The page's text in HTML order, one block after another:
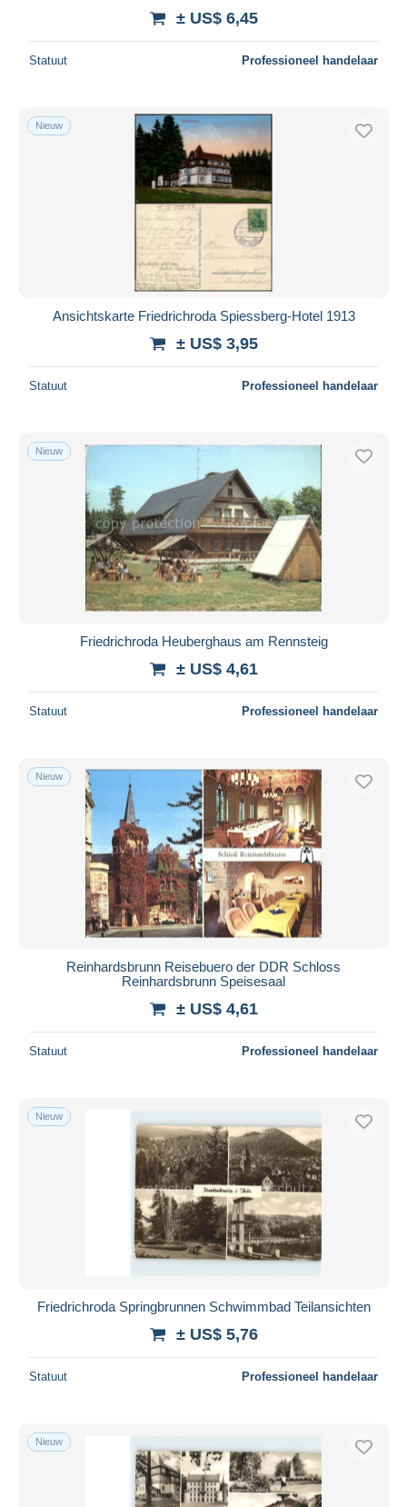
± US$ 6,45
Statuut Professioneel handelaar
Nieuw
Ansichtskarte Friedrichroda Spiessberg-Hotel 1913
± US$ 3,95
Statuut Professioneel handelaar
Nieuw
Friedrichroda Heuberghaus am Rennsteig
± US$ 4,61
Statuut Professioneel handelaar
Nieuw
Reinhardsbrunn Reisebuero der DDR Schloss
Reinhardsbrunn Speisesaal
± US$ 4,61
Statuut Professioneel handelaar
Nieuw
Friedrichroda Springbrunnen Schwimmbad Teilansichten
± US$ 5,76
Statuut Professioneel handelaar
Nieuw